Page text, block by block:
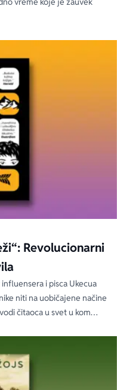
Revolucionarni
i pisca Ukecua
niti na uobičajene načine
čitaoca u svet u kom
ono što je nacrtano često